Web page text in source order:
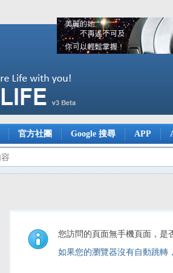
官方社團 Google 搜尋 APP
您訪問的頁面無手機頁面，是
如果您的瀏覽器沒有自動跳轉